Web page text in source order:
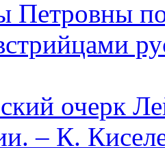
Петровны
очерк
– К.